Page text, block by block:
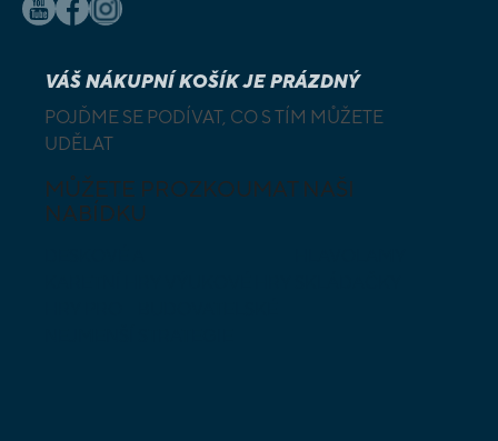
VÁŠ NÁKUPNÍ KOŠÍK JE PRÁZDNÝ
POJĎME SE PODÍVAT, CO S TÍM MŮŽETE
UDĚLAT
MŮŽETE PROZKOUMAT NAŠI
NABÍDKU